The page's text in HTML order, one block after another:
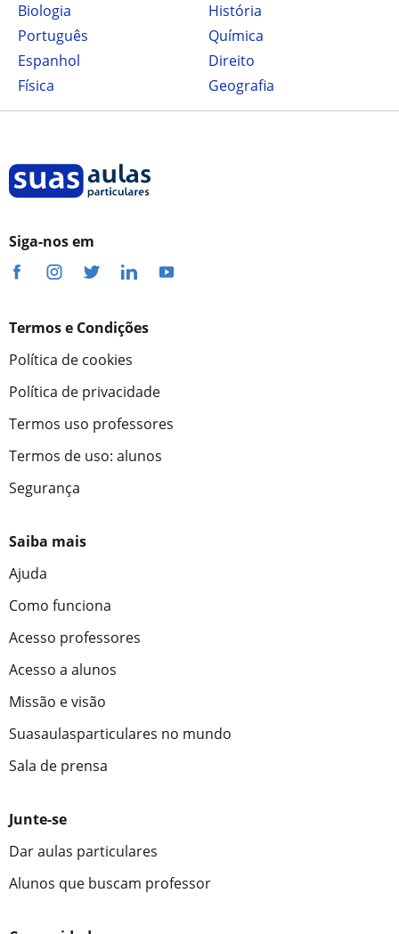
Biologia
História
Português
Química
Espanhol
Direito
Física
Geografia
Siga-nos em
Termos e Condições
Política de cookies
Política de privacidade
Termos uso professores
Termos de uso: alunos
Segurança
Saiba mais
Ajuda
Como funciona
Acesso professores
Acesso a alunos
Missão e visão
Suasaulasparticulares no mundo
Sala de prensa
Junte-se
Dar aulas particulares
Alunos que buscam professor